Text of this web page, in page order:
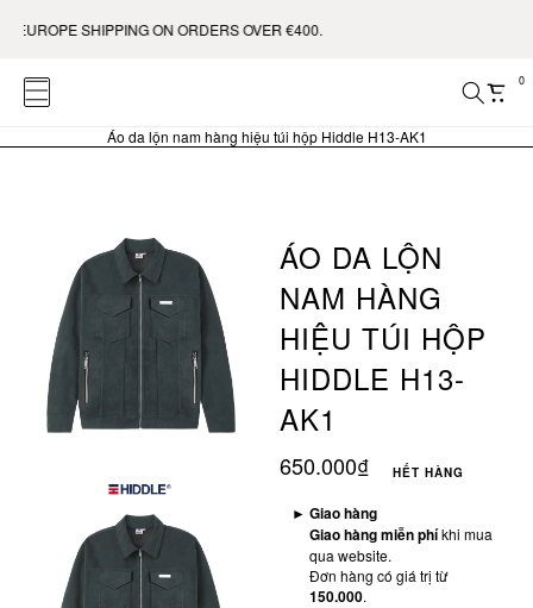
SHIPPING ON ORDERS OVER €400.
0
Áo da lộn nam hàng hiệu túi hộp Hiddle H13-AK1
ÁO DA LỘN
NAM HÀNG
HIỆU TÚI HỘP
HIDDLE H13-
AK1
650.000₫ HẾT HÀNG
► Giao hàng
Giao hàng miễn phíkhi mua
qua website.
Đơn hàng có giá trị từ
150.000.